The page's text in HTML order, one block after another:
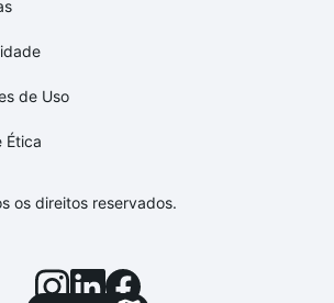
de Uso
Ética
os direitos reservados.